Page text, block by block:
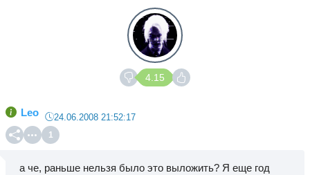
4.15
Leo 24.06.2008 21:52:17
1
а че, раньше нельзя было это выложить? Я еще год